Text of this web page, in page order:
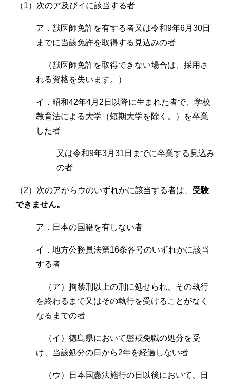
（1）次のア及びイに該当する者
ア．獣医師免許を有する者又は令和9年6月30日
までに当該免許を取得する見込みの者
（獣医師免許を取得できない場合は、採用さ
れる資格を失います。）
イ．昭和42年4月2日以降に生まれた者で、学校
教育法による大学（短期大学を除く。）を卒業
した者
又は令和9年3月31日までに卒業する見込み
の者
（2）次のアからウのいずれかに該当する者は、 受験
できません。
ア．日本の国籍を有しない者
イ．地方公務員法第16条各号のいずれかに該当
する者
（ア）拘禁刑以上の刑に処せられ、その執行
を終わるまで又はその執行を受けることがなく
なるまでの者
（イ）徳島県において懲戒免職の処分を受
け、当該処分の日から2年を経過しない者
（ウ）日本国憲法施行の日以後において、日